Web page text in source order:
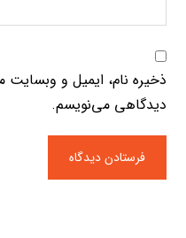
ذخیره نام، ایمیل و وبسایت
دیدگاهی می‌نویسم.